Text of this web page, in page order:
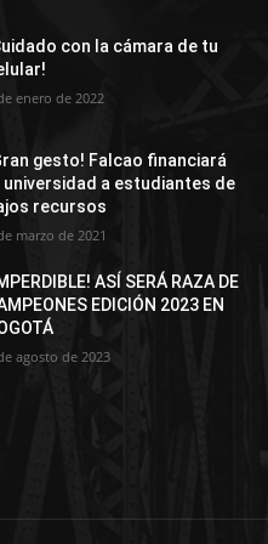
con la cámara de tu
enero de 2022
gesto! Falcao financiará
universidad a estudiantes de
recursos
marzo de 2021
ASÍ SERÁ RAZA DE
EDICIÓN 2023 EN
agosto de 2023